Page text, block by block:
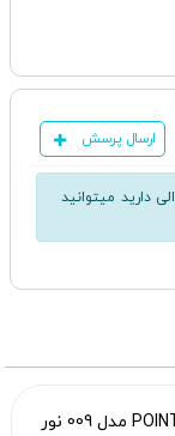
ارسال پرسش
دارید میتوانید
لیزر حرارتی POINTER مدل 009 نور